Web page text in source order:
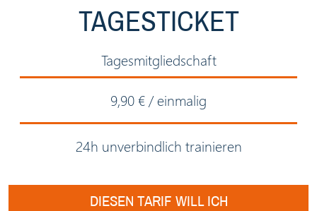
TAGESTICKET
Tagesmitgliedschaft
9,90 € / einmalig
24h unverbindlich trainieren
DIESEN TARIF WILL ICH